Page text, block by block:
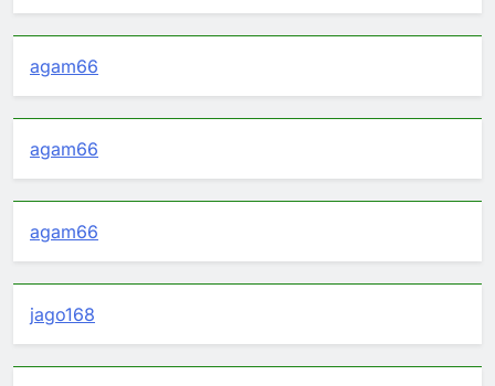
agam66
agam66
agam66
jago168